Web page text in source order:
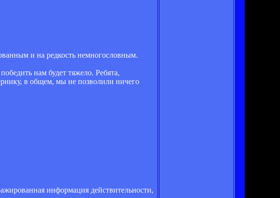
и на редкость немногословным.
нам будет тяжело. Ребята,
в общем, мы не позволили ничего
информация действительности,